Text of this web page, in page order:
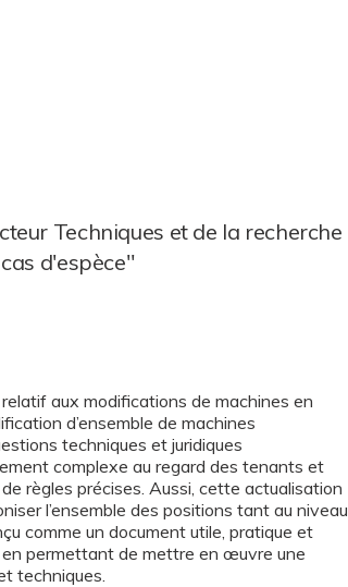
Techniques et de la recherche
d'espèce"
aux modifications de machines en
d’ensemble de machines
techniques et juridiques
complexe au regard des tenants et
règles précises. Aussi, cette actualisation
l’ensemble des positions tant au niveau
comme un document utile, pratique et
permettant de mettre en œuvre une
techniques.